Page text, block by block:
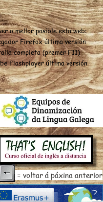
o mellor posible esta web:
Firefox última versión
completa (premer F11)
Flashplayer última versión
= voltar á páxina anterior